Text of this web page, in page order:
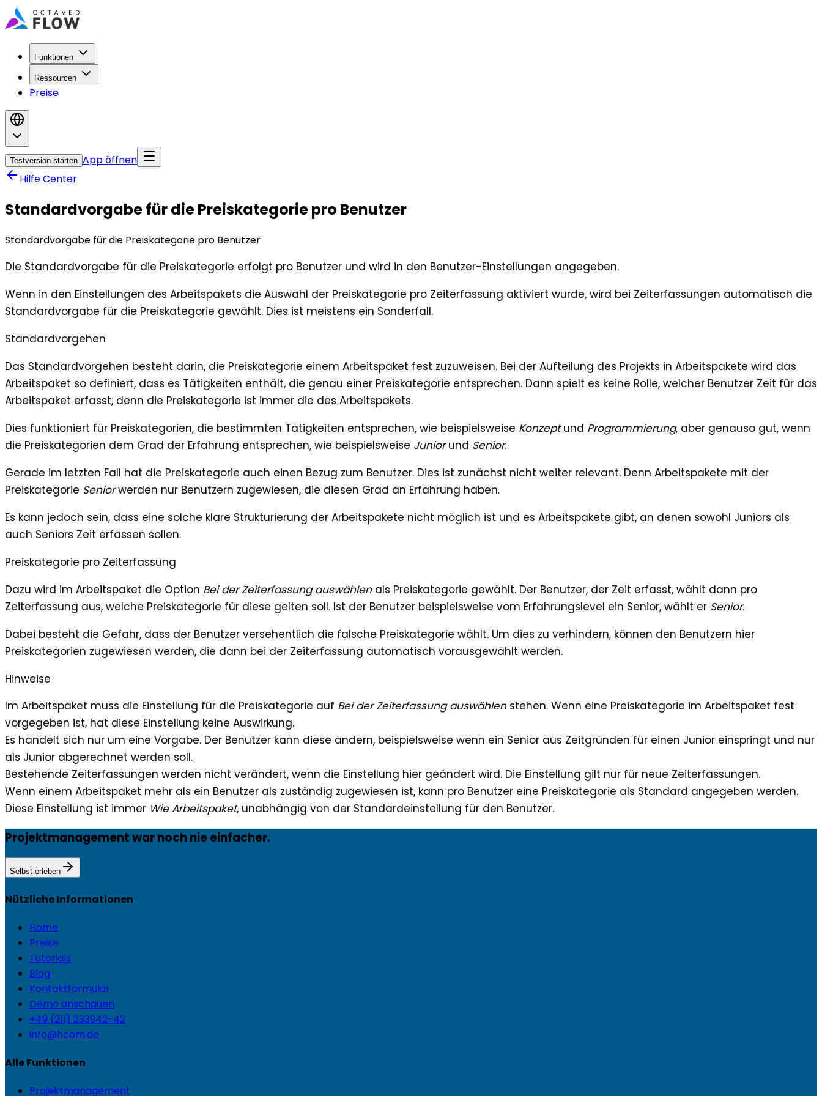
Funktionen
Ressourcen
Preise
Testversion starten App öffnen
Hilfe Center
Standardvorgabe für die Preiskategorie pro Benutzer
Standardvorgabe für die Preiskategorie pro Benutzer
Die Standardvorgabe für die Preiskategorie erfolgt pro Benutzer und wird in den Benutzer-Einstellungen angegeben.
Wenn in den Einstellungen des Arbeitspakets die Auswahl der Preiskategorie pro Zeiterfassung aktiviert wurde, wird bei Zeiterfassungen automatisch die
Standardvorgabe für die Preiskategorie gewählt. Dies ist meistens ein Sonderfall.
Standardvorgehen
Das Standardvorgehen besteht darin, die Preiskategorie einem Arbeitspaket fest zuzuweisen. Bei der Aufteilung des Projekts in Arbeitspakete wird das
Arbeitspaket so definiert, dass es Tätigkeiten enthält, die genau einer Preiskategorie entsprechen. Dann spielt es keine Rolle, welcher Benutzer Zeit für das
Arbeitspaket erfasst, denn die Preiskategorie ist immer die des Arbeitspakets.
Dies funktioniert für Preiskategorien, die bestimmten Tätigkeiten entsprechen, wie beispielsweise Konzeptund Programmierung, aber genauso gut, wenn
die Preiskategorien dem Grad der Erfahrung entsprechen, wie beispielsweise Juniorund Senior.
Gerade im letzten Fall hat die Preiskategorie auch einen Bezug zum Benutzer. Dies ist zunächst nicht weiter relevant. Denn Arbeitspakete mit der
Preiskategorie Seniorwerden nur Benutzern zugewiesen, die diesen Grad an Erfahrung haben.
Es kann jedoch sein, dass eine solche klare Strukturierung der Arbeitspakete nicht möglich ist und es Arbeitspakete gibt, an denen sowohl Juniors als
auch Seniors Zeit erfassen sollen.
Preiskategorie pro Zeiterfassung
Dazu wird im Arbeitspaket die Option Bei der Zeiterfassung auswählenals Preiskategorie gewählt. Der Benutzer, der Zeit erfasst, wählt dann pro
Zeiterfassung aus, welche Preiskategorie für diese gelten soll. Ist der Benutzer beispielsweise vom Erfahrungslevel ein Senior, wählt er Senior.
Dabei besteht die Gefahr, dass der Benutzer versehentlich die falsche Preiskategorie wählt. Um dies zu verhindern, können den Benutzern hier
Preiskategorien zugewiesen werden, die dann bei der Zeiterfassung automatisch vorausgewählt werden.
Hinweise
Im Arbeitspaket muss die Einstellung für die Preiskategorie auf Bei der Zeiterfassung auswählenstehen. Wenn eine Preiskategorie im Arbeitspaket fest
vorgegeben ist, hat diese Einstellung keine Auswirkung.
Es handelt sich nur um eine Vorgabe. Der Benutzer kann diese ändern, beispielsweise wenn ein Senior aus Zeitgründen für einen Junior einspringt und nur
als Junior abgerechnet werden soll.
Bestehende Zeiterfassungen werden nicht verändert, wenn die Einstellung hier geändert wird. Die Einstellung gilt nur für neue Zeiterfassungen.
Wenn einem Arbeitspaket mehr als ein Benutzer als zuständig zugewiesen ist, kann pro Benutzer eine Preiskategorie als Standard angegeben werden.
Diese Einstellung ist immer Wie Arbeitspaket, unabhängig von der Standardeinstellung für den Benutzer.
Projektmanagement war noch nie einfacher.
Selbst erleben
Nützliche Informationen
Home
Preise
Tutorials
Blog
Kontaktformular
Demo anschauen
+49 (211) 233942-42
info@hcom.de
Alle Funktionen
Projektmanagement